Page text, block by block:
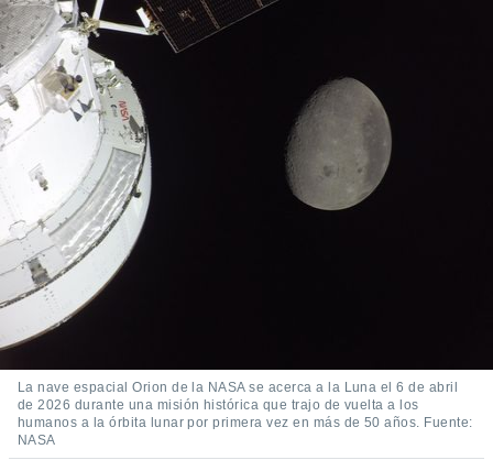
permite
seguir
contenido
coste.
botón
a la
la
todas
sean
nuestros
nos
análisis
en
así como
perfil
ACEPTAR
Y
CONTINUAR
CONFIGURACIÓN
La nave espacial Orion de la NASA se acerca a la Luna el 6 de abril
de 2026 durante una misión histórica que trajo de vuelta a los
humanos a la órbita lunar por primera vez en más de 50 años. Fuente:
NASA